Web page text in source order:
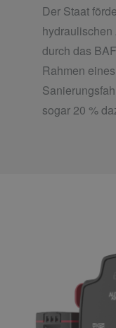
Der Staat
durch das
Rahmen
sogar 20 %